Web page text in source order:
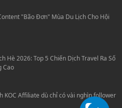
"Bão Đơn" Mùa Du Lịch Cho Hội
Hè 2026: Top 5 Chiến Dịch Travel Ra Số
Cao
KOC Affiliate dù chỉ có vài nghìn follower